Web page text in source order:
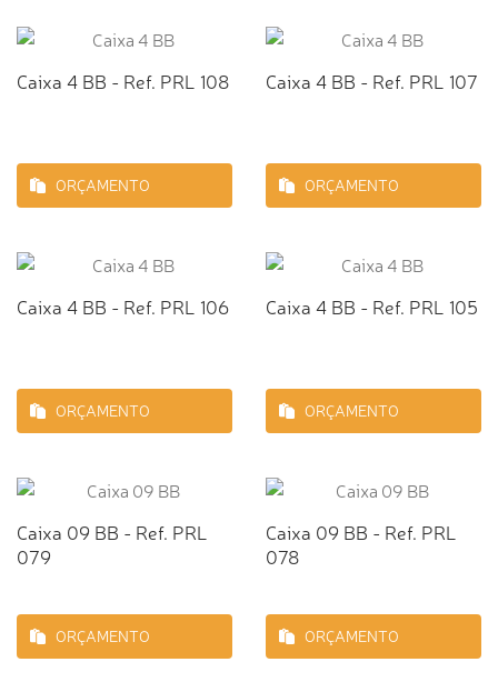
Caixa 4 BB - Ref. PRL 108
ORÇAMENTO
Caixa 4 BB - Ref. PRL 107
ORÇAMENTO
Caixa 4 BB - Ref. PRL 106
ORÇAMENTO
Caixa 4 BB - Ref. PRL 105
ORÇAMENTO
Caixa 09 BB - Ref. PRL
079
ORÇAMENTO
Caixa 09 BB - Ref. PRL
078
ORÇAMENTO